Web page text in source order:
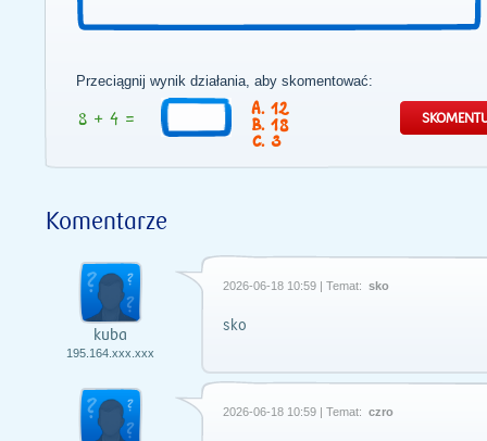
Przeciągnij wynik działania, aby skomentować:
12
18
3
Komentarze
kuba
195.164.xxx.xxx
2026-06-18 10:59 | Temat: sko
sko
2026-06-18 10:59 | Temat: czro